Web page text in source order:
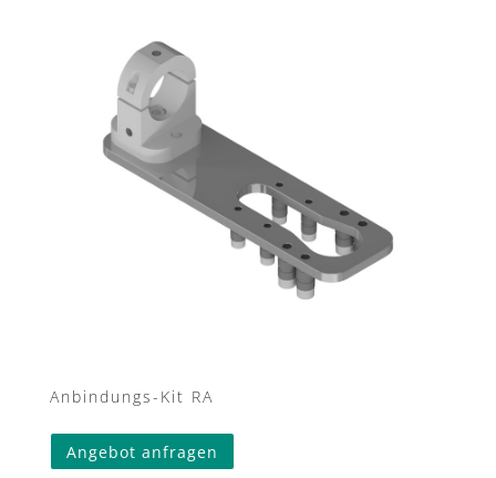
Anbindungs-Kit RA
Angebot anfragen